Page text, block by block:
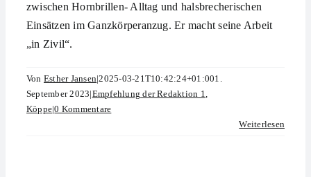
zwischen Hornbrillen- Alltag und halsbrecherischen
Einsätzen im Ganzkörperanzug. Er macht seine Arbeit
„in Zivil“.
Von Esther Jansen|2025-03-21T10:42:24+01:001.
September 2023|Empfehlung der Redaktion 1,
Köppe|0 Kommentare
Weiterlesen